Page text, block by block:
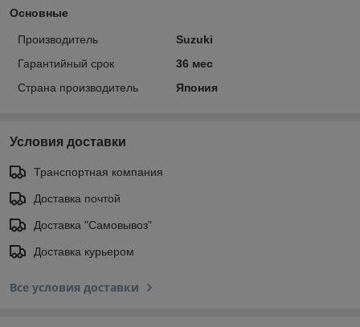
Основные
Производитель
Suzuki
Гарантийный срок
36 мес
Страна производитель
Япония
Условия доставки
Транспортная компания
Доставка почтой
Доставка "Самовывоз"
Доставка курьером
Все условия доставки